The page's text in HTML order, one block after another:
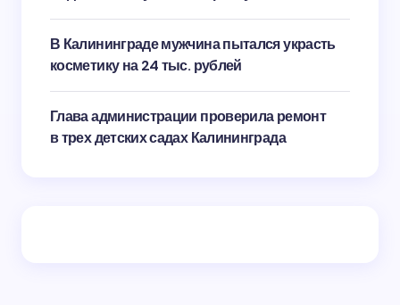
В Калининграде мужчина пытался украсть
косметику на 24 тыс. рублей
Глава администрации проверила ремонт
в трех детских садах Калининграда